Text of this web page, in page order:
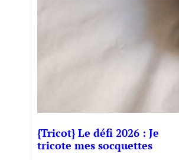
{Tricot} Le défi 2026 : Je
tricote mes socquettes